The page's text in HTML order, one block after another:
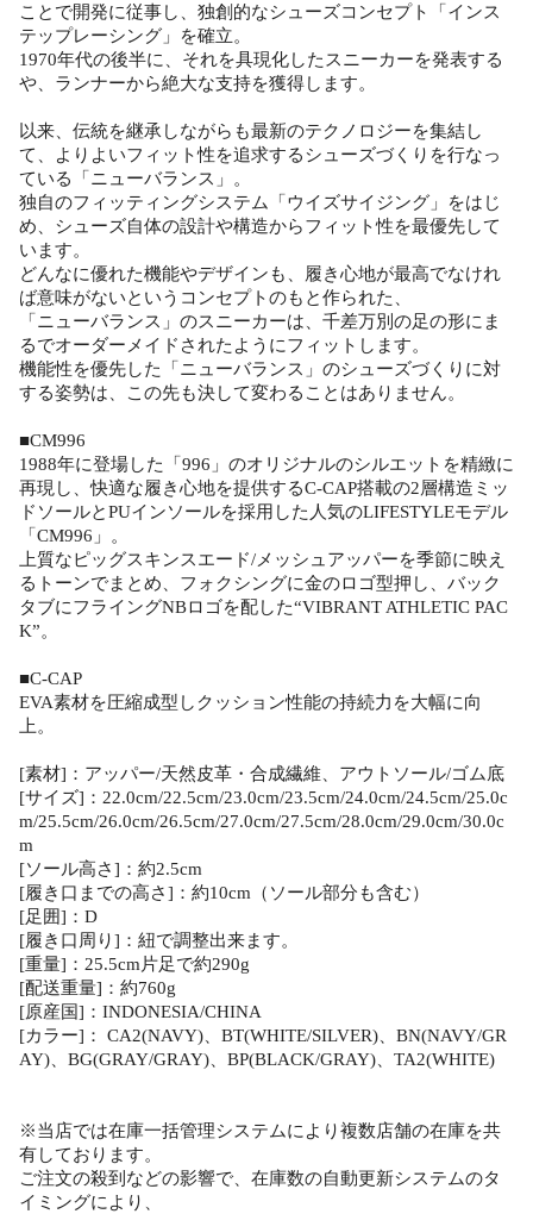
ことで開発に従事し、独創的なシューズコンセプト「インス
テップレーシング」を確立。
1970年代の後半に、それを具現化したスニーカーを発表する
や、ランナーから絶大な支持を獲得します。
以来、伝統を継承しながらも最新のテクノロジーを集結し
て、よりよいフィット性を追求するシューズづくりを行なっ
ている「ニューバランス」。
独自のフィッティングシステム「ウイズサイジング」をはじ
め、シューズ自体の設計や構造からフィット性を最優先して
います。
どんなに優れた機能やデザインも、履き心地が最高でなけれ
ば意味がないというコンセプトのもと作られた、
「ニューバランス」のスニーカーは、千差万別の足の形にま
るでオーダーメイドされたようにフィットします。
機能性を優先した「ニューバランス」のシューズづくりに対
する姿勢は、この先も決して変わることはありません。
■CM996
1988年に登場した「996」のオリジナルのシルエットを精緻に
再現し、快適な履き心地を提供するC-CAP搭載の2層構造ミッ
ドソールとPUインソールを採用した人気のLIFESTYLEモデル
「CM996」。
上質なピッグスキンスエード/メッシュアッパーを季節に映え
るトーンでまとめ、フォクシングに金のロゴ型押し、バック
タブにフライングNBロゴを配した“VIBRANT ATHLETIC PAC
K”。
■C-CAP
EVA素材を圧縮成型しクッション性能の持続力を大幅に向
上。
[素材]：アッパー/天然皮革・合成繊維、アウトソール/ゴム底
[サイズ]：22.0cm/22.5cm/23.0cm/23.5cm/24.0cm/24.5cm/25.0c
m/25.5cm/26.0cm/26.5cm/27.0cm/27.5cm/28.0cm/29.0cm/30.0c
m
[ソール高さ]：約2.5cm
[履き口までの高さ]：約10cm（ソール部分も含む）
[足囲]：D
[履き口周り]：紐で調整出来ます。
[重量]：25.5cm片足で約290g
[配送重量]：約760g
[原産国]：INDONESIA/CHINA
[カラー]： CA2(NAVY)、BT(WHITE/SILVER)、BN(NAVY/GR
AY)、BG(GRAY/GRAY)、BP(BLACK/GRAY)、TA2(WHITE)
※当店では在庫一括管理システムにより複数店舗の在庫を共
有しております。
ご注文の殺到などの影響で、在庫数の自動更新システムのタ
イミングにより、